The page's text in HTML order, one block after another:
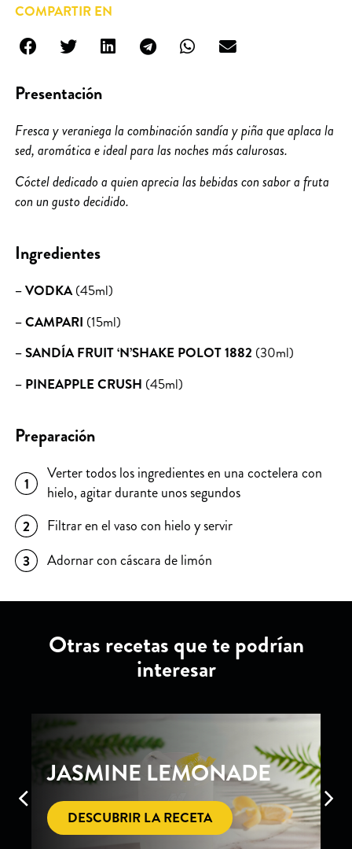
COMPARTIR EN
Presentación
Fresca y veraniega la combinación sandía y piña que aplaca la
sed, aromática e ideal para las noches más calurosas.
Cóctel dedicado a quien aprecia las bebidas con sabor a fruta
con un gusto decidido.
Ingredientes
– VODKA(45ml)
– CAMPARI (15ml)
– SANDÍA FRUIT ‘N’SHAKE POLOT 1882 (30ml)
– PINEAPPLE CRUSH (45ml)
Preparación
1
Verter todos los ingredientes en una coctelera con
hielo, agitar durante unos segundos
2 Filtrar en el vaso con hielo y servir
3 Adornar con cáscara de limón
Otras recetas que te podrían
interesar
CITRUS PASSION
DESCUBRIR LA RECETA